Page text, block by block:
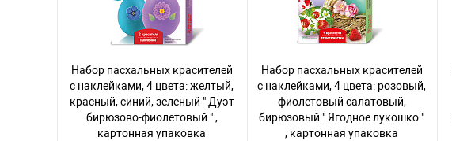
Набор пасхальных красителей
с наклейками, 4 цвета: желтый,
красный, синий, зеленый " Дуэт
бирюзово-фиолетовый " ,
картонная упаковка
Набор пасхальных красителей
с наклейками, 4 цвета: розовый,
фиолетовый салатовый,
бирюзовый " Ягодное лукошко "
, картонная упаковка